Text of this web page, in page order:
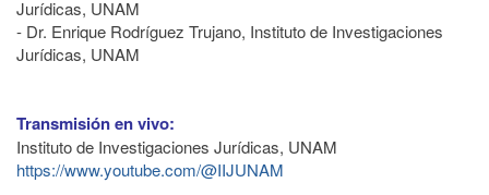
Jurídicas, UNAM
- Dr. Enrique Rodríguez Trujano, Instituto de Investigaciones
Jurídicas, UNAM
Transmisión en vivo:
Instituto de Investigaciones Jurídicas, UNAM
https://www.youtube.com/@IIJUNAM